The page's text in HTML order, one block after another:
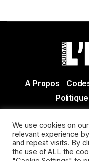
A Propos
Actualité Agen -
We use cookies on
relevant experience
and repeat visits. By
the use of ALL the